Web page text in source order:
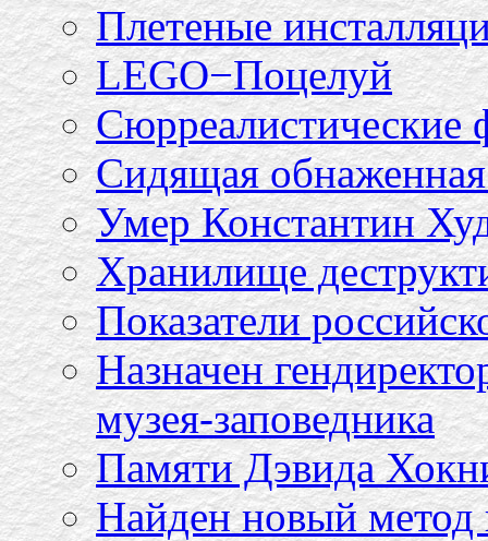
Плетеные
LEGO−Поцелуй
Сюрреалистические
Сидящая
Умер Константин
Хранилище
Показатели
Назначен
музея-заповедника
Памяти Дэвида
Найден новый метод